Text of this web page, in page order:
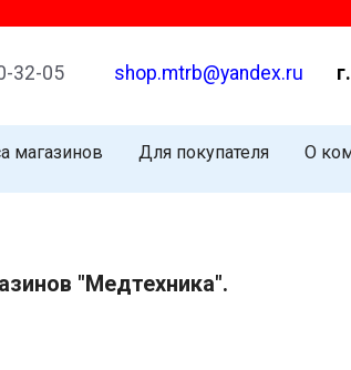
32-05 shop.mtrb@yandex.ru
магазинов Для покупателя О
"Медтехника".